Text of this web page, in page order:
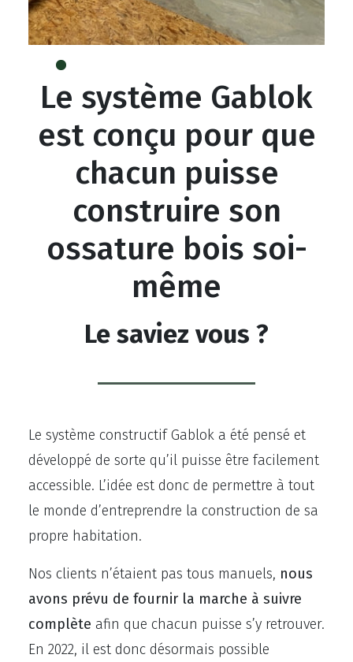
Le système Gablok
est conçu pour que
chacun puisse
construire son
ossature bois soi-
même
Le saviez vous ?
Le système constructif Gablok a été pensé et
développé de sorte qu’il puisse être facilement
accessible. L’idée est donc de permettre à tout
le monde d’entreprendre la construction de sa
propre habitation.
Nos clients n’étaient pas tous manuels, nous
avons prévu de fournir la marche à suivre
complète afin que chacun puisse s’y retrouver.
En 2022, il est donc désormais possible